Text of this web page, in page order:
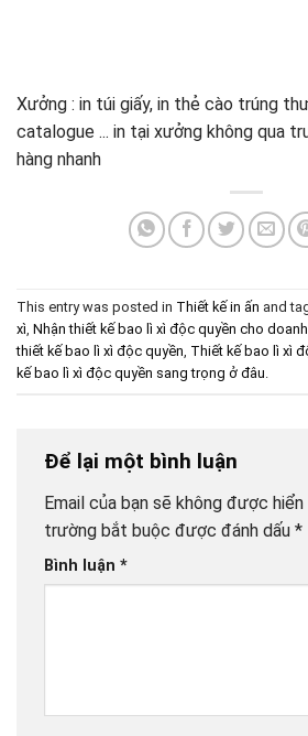
Xưởng : in túi giấy, in thẻ cào trúng
catalogue ... in tại xưởng không qua
hàng nhanh
This entry was posted in Thiết kế in ấn and
xì, Nhận thiết kế bao lì xì độc quyền cho
thiết kế bao lì xì độc quyền, Thiết kế bao lì xì
kế bao lì xì độc quyền sang trọng ở đâu.
Để lại một bình luận
Email của bạn sẽ không được
trường bắt buộc được đánh dấu *
Bình luận *